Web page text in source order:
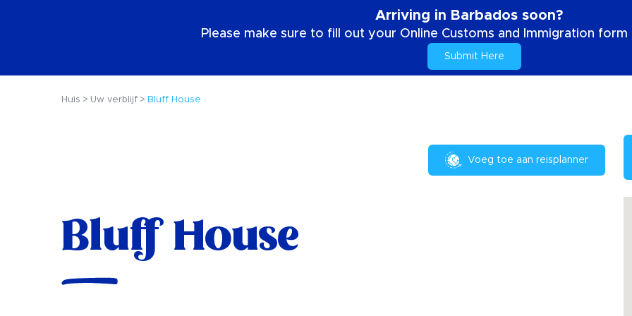
Arriving in Barbados soon?
Please make sure to fill out your Online Customs and Immigration
Submit Here
Huis Uw verblijf Bluff House
Voeg toe aan reisplanner
Bluff House